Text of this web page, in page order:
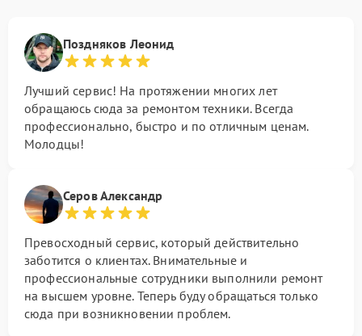
Поздняков Леонид
Лучший сервис! На протяжении многих лет
обращаюсь сюда за ремонтом техники. Всегда
профессионально, быстро и по отличным ценам.
Молодцы!
Серов Александр
Превосходный сервис, который действительно
заботится о клиентах. Внимательные и
профессиональные сотрудники выполнили ремонт
на высшем уровне. Теперь буду обращаться только
сюда при возникновении проблем.